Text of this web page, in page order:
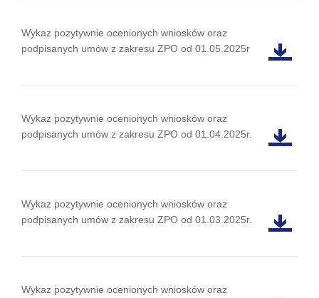
Wykaz pozytywnie ocenionych wniosków oraz
podpisanych umów z zakresu ZPO od 01.05.2025r
Wykaz pozytywnie ocenionych wniosków oraz
podpisanych umów z zakresu ZPO od 01.04.2025r.
Wykaz pozytywnie ocenionych wniosków oraz
podpisanych umów z zakresu ZPO od 01.03.2025r.
Wykaz pozytywnie ocenionych wniosków oraz